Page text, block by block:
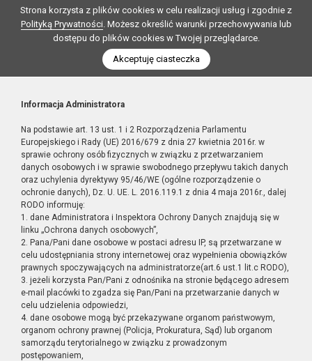
Strona korzysta z plików cookies w celu realizacji usług i zgodnie z
Polityką Prywatności. Możesz określić warunki przechowywania lub
dostępu do plików cookies w Twojej przeglądarce.
Akceptuję ciasteczka
Informacja Administratora
Na podstawie art. 13 ust. 1 i 2 Rozporządzenia Parlamentu
Europejskiego i Rady (UE) 2016/679 z dnia 27 kwietnia 2016r. w
sprawie ochrony osób fizycznych w związku z przetwarzaniem
danych osobowych i w sprawie swobodnego przepływu takich danych
oraz uchylenia dyrektywy 95/46/WE (ogólne rozporządzenie o
ochronie danych), Dz. U. UE. L. 2016.119.1 z dnia 4 maja 2016r., dalej
RODO informuję:
1. dane Administratora i Inspektora Ochrony Danych znajdują się w
linku „Ochrona danych osobowych”,
2. Pana/Pani dane osobowe w postaci adresu IP, są przetwarzane w
celu udostępniania strony internetowej oraz wypełnienia obowiązków
prawnych spoczywających na administratorze(art.6 ust.1 lit.c RODO),
3. jeżeli korzysta Pan/Pani z odnośnika na stronie będącego adresem
e-mail placówki to zgadza się Pan/Pani na przetwarzanie danych w
celu udzielenia odpowiedzi,
4. dane osobowe mogą być przekazywane organom państwowym,
organom ochrony prawnej (Policja, Prokuratura, Sąd) lub organom
samorządu terytorialnego w związku z prowadzonym
postępowaniem,